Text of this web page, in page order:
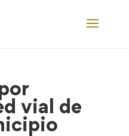
vial de